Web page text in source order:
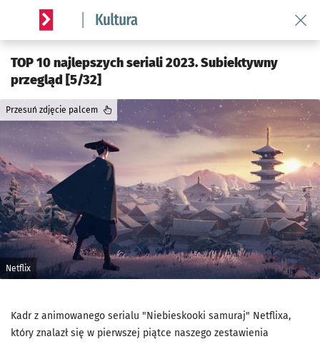
Serwis informacyjny wroclaw.pl podserwis: Kultura
TOP 10 najlepszych seriali 2023. Subiektywny
przegląd [5/32]
Netflix
Przesuń zdjęcie palcem
Kadr z animowanego serialu "Niebieskooki samuraj" Netflixa,
który znalazł się w pierwszej piątce naszego zestawienia